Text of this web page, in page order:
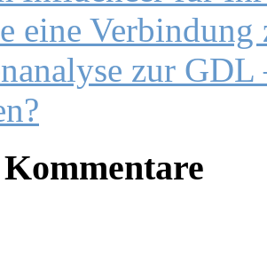
eine Verbindung
zur
Kommentare